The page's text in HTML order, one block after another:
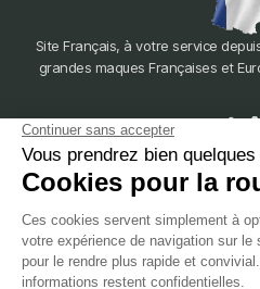
Site Français, à votre service
grandes maques Françaises et
388 Av. Charles de